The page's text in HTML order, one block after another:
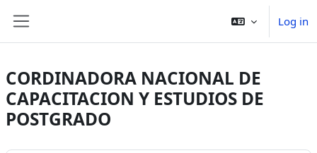
Log in
CORDINADORA NACIONAL DE
CAPACITACION Y ESTUDIOS DE
POSTGRADO